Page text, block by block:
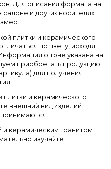
Для описания формата на
салоне и других носителях
плитки и керамического
по цвету, исходя
о тоне указана на
приобретать продукцию
для получения
и керамического
внешний вид изделий.
и керамическим гранитом
изучайте